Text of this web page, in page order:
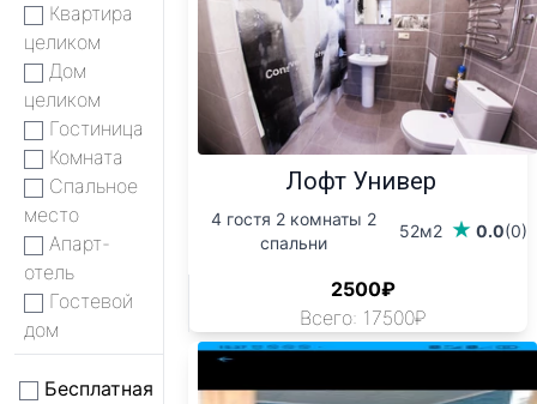
Квартира
целиком
Дом
целиком
Гостиница
Комната
Спальное
место
Апарт-
отель
Гостевой
дом
Бесплатная
Лофт Универ
4 гостя 2 комнаты 2
спальни
52м2 0.0(0)
2500₽
Всего: 17500₽